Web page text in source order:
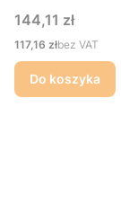
Cena
144,11 zł
Cena
117,16 złbez VAT
Do koszyka